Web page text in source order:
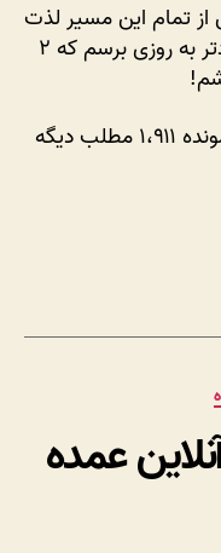
تمام این مسیر لذت
بردم. من به شدت دنبال اینم که زودتر به روزی برسم که ۲
این مطلب شماره ۸۹ هست، فقط مونده ۱،۹۱۱ مطلب دیگه
عمده